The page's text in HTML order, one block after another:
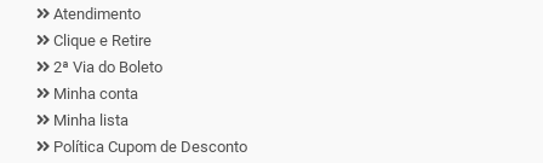
Atendimento
Clique e Retire
2ª Via do Boleto
Minha conta
Minha lista
Política Cupom de Desconto